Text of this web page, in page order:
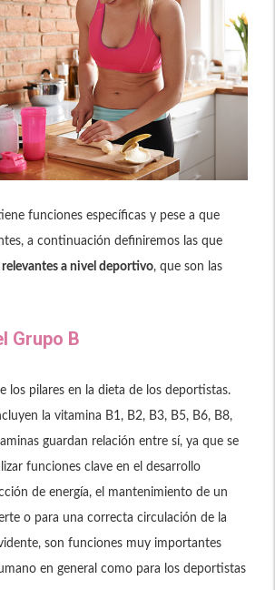
funciones específicas y pese a que
a continuación definiremos las que
relevantes a nivel deportivo, que son las
Grupo B
los pilares en la dieta de los deportistas.
la vitamina B1, B2, B3, B5, B6, B8,
guardan relación entre sí, ya que se
funciones clave en el desarrollo
de energía, el mantenimiento de un
o para una correcta circulación de la
son funciones muy importantes
en general como para los deportistas